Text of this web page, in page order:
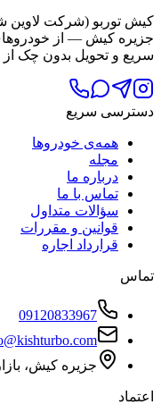
کیش توربو (شرکت لاوین
جزیره کیش — از
سریع و تحویل بدون چک از
دسترسی سریع
همه‌ی خودروها
مجله
درباره ما
تماس با ما
سؤالات متداول
قوانین و مقررات
قرارداد اجاره
تماس
09120833967
جزیره کیش،
اعتماد